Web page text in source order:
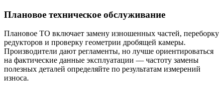
Плановое техническое обслуживание
Плановое ТО включает замену изношенных частей, переборку
редукторов и проверку геометрии дробящей камеры.
Производители дают регламенты, но лучше ориентироваться
на фактические данные эксплуатации — частоту замены
полезных деталей определяйте по результатам измерений
износа.